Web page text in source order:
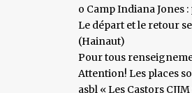
o Camp Indiana Jones :
Le départ et le retour
(Hainaut)
Pour tous
Attention! Les places
asbl « Les Castors